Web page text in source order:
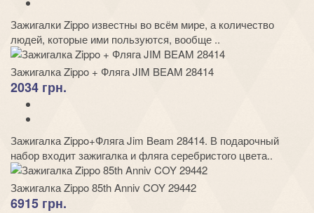
Зажигалки Zippo известны во всём мире, а количество
людей, которые ими пользуются, вообще ..
Зажигалка Zippo + Фляга JIM BEAM 28414
2034 грн.
Зажигалка Zippo+Фляга Jim Beam 28414. В подарочный
набор входит зажигалка и фляга серебристого цвета..
Зажигалка Zippo 85th Anniv COY 29442
6915 грн.